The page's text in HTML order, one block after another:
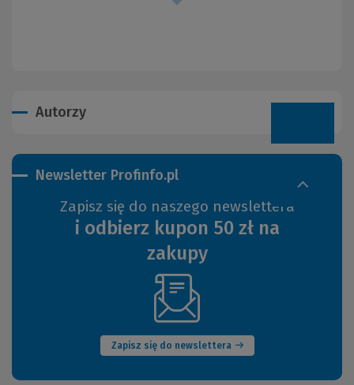
Autorzy
Newsletter Profinfo.pl
Zapisz się do naszego newslettera
i odbierz kupon 50 zł na
zakupy
Zapisz się do newslettera
(Nowe
okno)